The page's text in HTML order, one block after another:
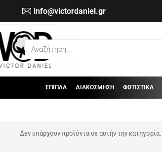
info@victordaniel.gr
Αναζήτηση...
ΕΠΙΠΛΑ ΔΙΑΚΟΣΜΗΣΗ ΦΩΤΙΣΤΙΚΑ
Δεν υπάρχουν προϊόντα σε αυτήν την κατηγορία.